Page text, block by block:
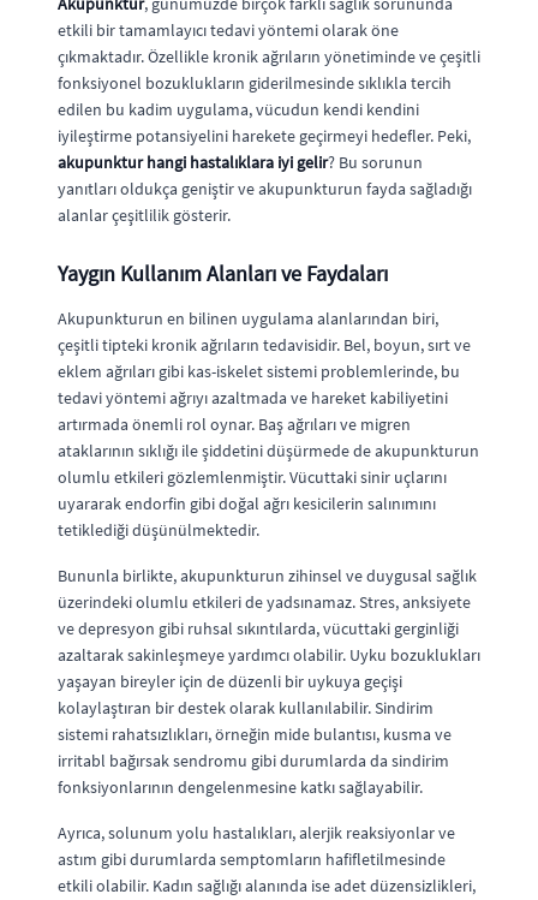
etkili bir tamamlayıcı tedavi yöntemi olarak öne
çıkmaktadır. Özellikle kronik ağrıların yönetiminde ve çeşitli
fonksiyonel bozuklukların giderilmesinde sıklıkla tercih
edilen bu kadim uygulama, vücudun kendi kendini
iyileştirme potansiyelini harekete geçirmeyi hedefler. Peki,
akupunktur hangi hastalıklara iyi gelir? Bu sorunun
yanıtları oldukça geniştir ve akupunkturun fayda sağladığı
alanlar çeşitlilik gösterir.
Yaygın Kullanım Alanları ve Faydaları
Akupunkturun en bilinen uygulama alanlarından biri,
çeşitli tipteki kronik ağrıların tedavisidir. Bel, boyun, sırt ve
eklem ağrıları gibi kas-iskelet sistemi problemlerinde, bu
tedavi yöntemi ağrıyı azaltmada ve hareket kabiliyetini
artırmada önemli rol oynar. Baş ağrıları ve migren
ataklarının sıklığı ile şiddetini düşürmede de akupunkturun
olumlu etkileri gözlemlenmiştir. Vücuttaki sinir uçlarını
uyararak endorfin gibi doğal ağrı kesicilerin salınımını
tetiklediği düşünülmektedir.
Bununla birlikte, akupunkturun zihinsel ve duygusal sağlık
üzerindeki olumlu etkileri de yadsınamaz. Stres, anksiyete
ve depresyon gibi ruhsal sıkıntılarda, vücuttaki gerginliği
azaltarak sakinleşmeye yardımcı olabilir. Uyku bozuklukları
yaşayan bireyler için de düzenli bir uykuya geçişi
kolaylaştıran bir destek olarak kullanılabilir. Sindirim
sistemi rahatsızlıkları, örneğin mide bulantısı, kusma ve
irritabl bağırsak sendromu gibi durumlarda da sindirim
fonksiyonlarının dengelenmesine katkı sağlayabilir.
Ayrıca, solunum yolu hastalıkları, alerjik reaksiyonlar ve
astım gibi durumlarda semptomların hafifletilmesinde
etkili olabilir. Kadın sağlığı alanında ise adet düzensizlikleri,